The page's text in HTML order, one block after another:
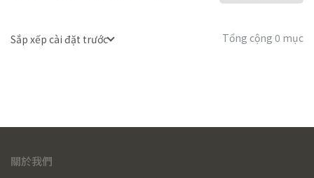
Sắp xếp cài đặt trước Tổng cộng 0 mục
關於我們